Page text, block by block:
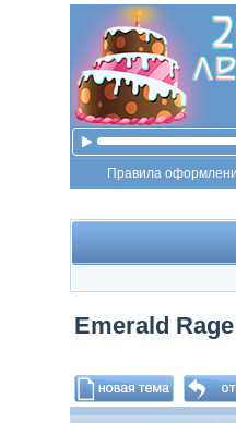
Правила
Emerald